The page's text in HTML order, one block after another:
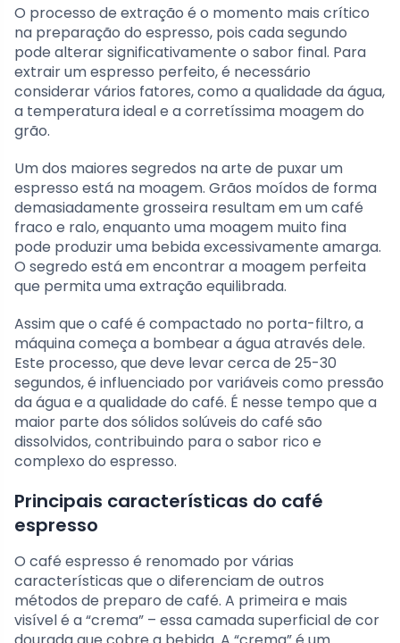
O processo de extração é o momento mais crítico
na preparação do espresso, pois cada segundo
pode alterar significativamente o sabor final. Para
extrair um espresso perfeito, é necessário
considerar vários fatores, como a qualidade da água,
a temperatura ideal e a corretíssima moagem do
grão.
Um dos maiores segredos na arte de puxar um
espresso está na moagem. Grãos moídos de forma
demasiadamente grosseira resultam em um café
fraco e ralo, enquanto uma moagem muito fina
pode produzir uma bebida excessivamente amarga.
O segredo está em encontrar a moagem perfeita
que permita uma extração equilibrada.
Assim que o café é compactado no porta-filtro, a
máquina começa a bombear a água através dele.
Este processo, que deve levar cerca de 25-30
segundos, é influenciado por variáveis como pressão
da água e a qualidade do café. É nesse tempo que a
maior parte dos sólidos solúveis do café são
dissolvidos, contribuindo para o sabor rico e
complexo do espresso.
Principais características do café
espresso
O café espresso é renomado por várias
características que o diferenciam de outros
métodos de preparo de café. A primeira e mais
visível é a “crema” – essa camada superficial de cor